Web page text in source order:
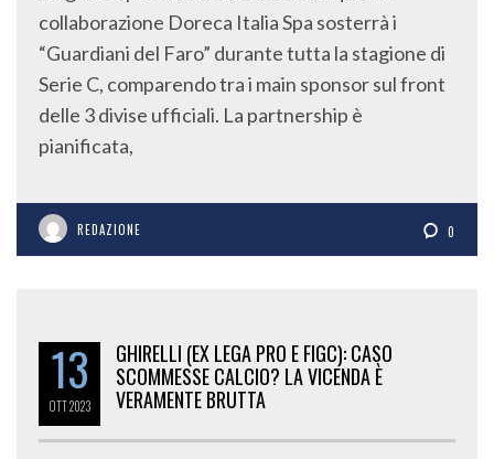
collaborazione Doreca Italia Spa sosterrà i
“Guardiani del Faro” durante tutta la stagione di
Serie C, comparendo tra i main sponsor sul front
delle 3 divise ufficiali. La partnership è
pianificata,
REDAZIONE 0
13
OTT2023
GHIRELLI (EX LEGA PRO E FIGC): CASO
SCOMMESSE CALCIO? LA VICENDA È
VERAMENTE BRUTTA